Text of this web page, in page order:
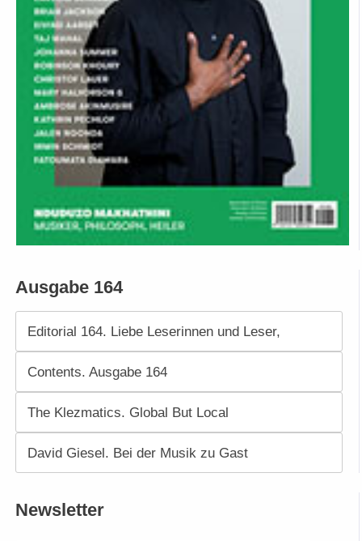
Ausgabe 164
Editorial 164. Liebe Leserinnen und Leser,
Contents. Ausgabe 164
The Klezmatics. Global But Local
David Giesel. Bei der Musik zu Gast
Newsletter